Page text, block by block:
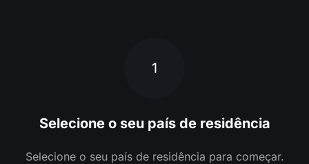
1
Selecione o seu país de residência
Selecione o seu país de residência para começar.